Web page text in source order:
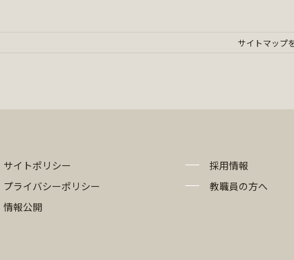
サイトポリシー
プライバシーポリシー
情報公開
採用情報
教職員の方へ